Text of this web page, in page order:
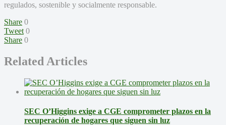
regulados, sostenible y socialmente responsable.
Share 0
Tweet 0
Share 0
Related Articles
SEC O’Higgins exige a CGE comprometer plazos en la
recuperación de hogares que siguen sin luz